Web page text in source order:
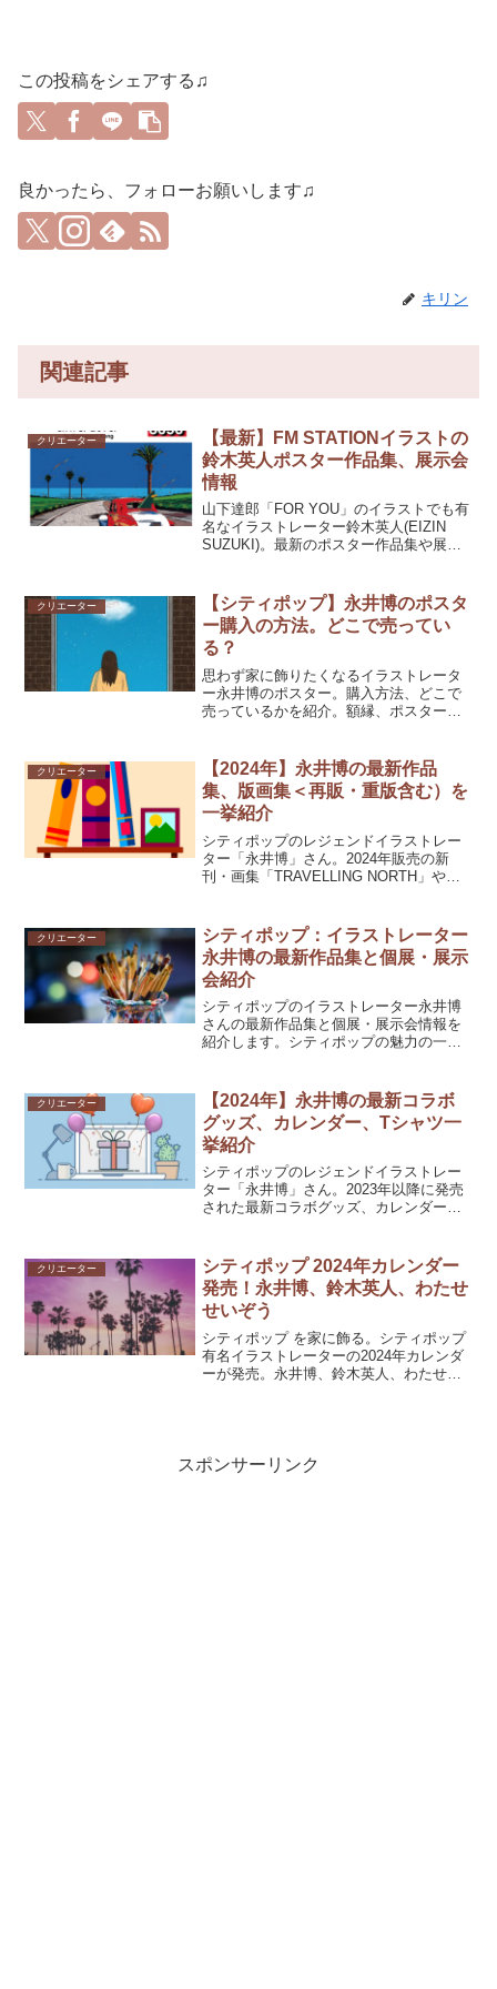
この投稿をシェアする♫
良かったら、フォローお願いします♫
キリン
関連記事
クリエーター
【最新】FM STATIONイラストの
鈴木英人ポスター作品集、展示会
情報
山下達郎「FOR YOU」のイラストでも有
名なイラストレーター鈴木英人(EIZIN
SUZUKI)。最新のポスター作品集や展示
7月にはコンセプトを再現したコンピレー
ションアルバム「FM STATION 8090」が
リリース。80年代、シティポップ好きに
オススメです。
クリエーター
【シティポップ】永井博のポスタ
ー購入の方法。どこで売ってい
る？
思わず家に飾りたくなるイラストレータ
ー永井博のポスター。購入方法、どこで
売っているかを紹介。額縁、ポスターフ
クリエーター
【2024年】永井博の最新作品
集、版画集＜再販・重版含む）を
一挙紹介
シティポップのレジェンドイラストレー
ター「永井博」さん。2024年販売の新
刊・画集「TRAVELLING NORTH」や過
クリエーター
シティポップ：イラストレーター
永井博の最新作品集と個展・展示
会紹介
シティポップのイラストレーター永井博
さんの最新作品集と個展・展示会情報を
紹介します。シティポップの魅力の一つ
クリエーター
【2024年】永井博の最新コラボ
グッズ、カレンダー、Tシャツ一
挙紹介
シティポップのレジェンドイラストレー
ター「永井博」さん。2023年以降に発売
された最新コラボグッズ、カレンダー、T
ーズ×wpc.の傘やレイングッズ・Tシャツ
まで。
クリエーター
シティポップ 2024年カレンダー
発売！永井博、鈴木英人、わたせ
せいぞう
シティポップ を家に飾る。シティポップ
有名イラストレーターの2024年カレンダ
ーが発売。永井博、鈴木英人、わたせせ
スポンサーリンク